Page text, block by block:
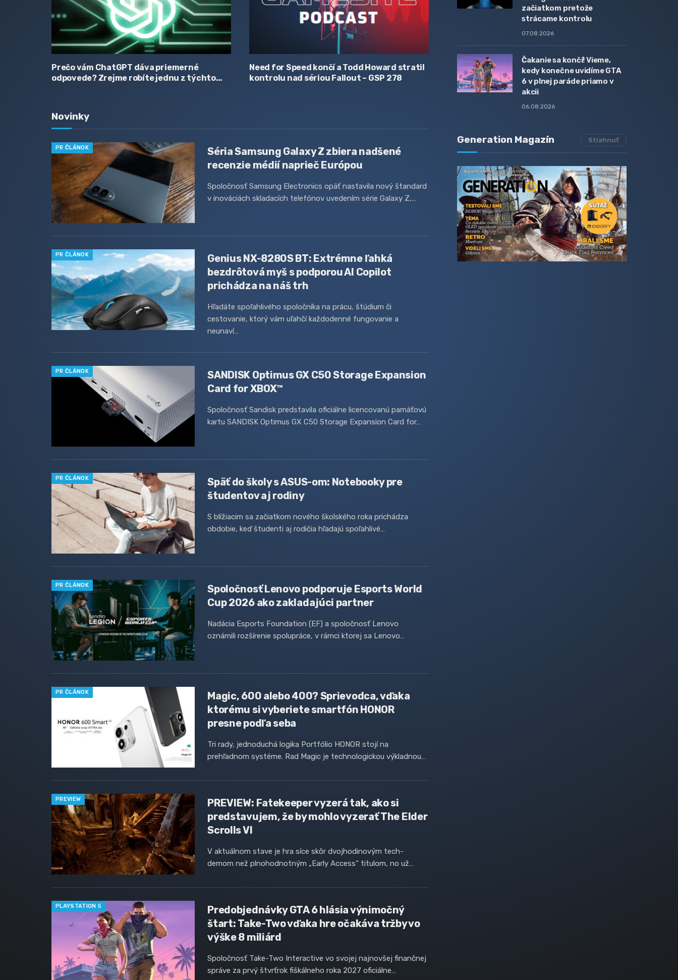
Prečo vám ChatGPT dáva priemerné
odpovede? Zrejme robíte jednu z týchto
Need for Speed končí a Todd Howard stratil
kontrolu nad sériou Fallout – GSP 278
Novinky
PR ČLÁNOK
Séria Samsung Galaxy Z zbiera nadšené
recenzie médií naprieč Európou
Spoločnosť Samsung Electronics opäť nastavila nový štandard
v inováciách skladacích telefónov uvedením série Galaxy Z,…
PR ČLÁNOK
Genius NX-8280S BT: Extrémne ľahká
bezdrôtová myš s podporou AI Copilot
prichádza na náš trh
Hľadáte spoľahlivého spoločníka na prácu, štúdium či
cestovanie, ktorý vám uľahčí každodenné fungovanie a
neunaví…
PR ČLÁNOK
SANDISK Optimus GX C50 Storage Expansion
Card for XBOX™
Spoločnosť Sandisk predstavila oficiálne licencovanú pamäťovú
kartu SANDISK Optimus GX C50 Storage Expansion Card for…
PR ČLÁNOK
Späť do školy s ASUS-om: Notebooky pre
študentov aj rodiny
S blížiacim sa začiatkom nového školského roka prichádza
obdobie, keď študenti aj rodičia hľadajú spoľahlivé…
PR ČLÁNOK
Spoločnosť Lenovo podporuje Esports World
Cup 2026 ako zakladajúci partner
Nadácia Esports Foundation (EF) a spoločnosť Lenovo
oznámili rozšírenie spolupráce, v rámci ktorej sa Lenovo…
PR ČLÁNOK
Magic, 600 alebo 400? Sprievodca, vďaka
ktorému si vyberiete smartfón HONOR
presne podľa seba
Tri rady, jednoduchá logika Portfólio HONOR stojí na
prehľadnom systéme. Rad Magic je technologickou výkladnou…
PREVIEW
PREVIEW: Fatekeeper vyzerá tak, ako si
predstavujem, že by mohlo vyzerať The Elder
Scrolls VI
V aktuálnom stave je hra síce skôr dvojhodinovým tech-
demom než plnohodnotným „Early Access“ titulom, no už…
PLAYSTATION 5
Predobjednávky GTA 6 hlásia výnimočný
štart: Take-Two vďaka hre očakáva tržby vo
výške 8 miliárd
Spoločnosť Take-Two Interactive vo svojej najnovšej finančnej
správe za prvý štvrťrok fiškálneho roka 2027 oficiálne…
začiatkom pretože
strácame kontrolu
07.08.2026
Čakanie sa končí! Vieme,
kedy konečne uvidíme GTA
6 v plnej paráde priamo v
akcii
06.08.2026
Generation Magazín Stiahnuť